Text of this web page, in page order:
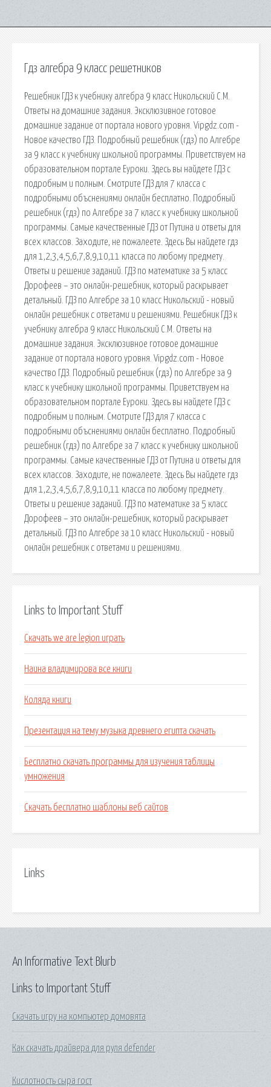
Гдз алгебра 9 класс решетников
Решебник ГДЗ к учебнику алгебра 9 класс Никольский С.М.
Ответы на домашние задания. Эксклюзивное готовое
домашние задание от портала нового уровня. Vipgdz.com -
Новое качество ГДЗ. Подробный решебник (гдз) по Алгебре
за 9 класс к учебнику школьной программы. Приветствуем на
образовательном портале Еуроки. Здесь вы найдете ГДЗ с
подробным и полным. Смотрите ГДЗ для 7 класса с
подробными объснениями онлайн бесплатно. Подробный
решебник (гдз) по Алгебре за 7 класс к учебнику школьной
программы. Самые качественные ГДЗ от Путина и ответы для
всех классов. Заходите, не пожалеете. Здесь Вы найдете гдз
для 1,2,3,4,5,6,7,8,9,10,11 класса по любому предмету.
Ответы и решение заданий. ГДЗ по математике за 5 класс
Дорофеев – это онлайн-решебник, который раскрывает
детальный. ГДЗ по Алгебре за 10 класс Никольский - новый
онлайн решебник с ответами и решениями. Решебник ГДЗ к
учебнику алгебра 9 класс Никольский С.М. Ответы на
домашние задания. Эксклюзивное готовое домашние
задание от портала нового уровня. Vipgdz.com - Новое
качество ГДЗ. Подробный решебник (гдз) по Алгебре за 9
класс к учебнику школьной программы. Приветствуем на
образовательном портале Еуроки. Здесь вы найдете ГДЗ с
подробным и полным. Смотрите ГДЗ для 7 класса с
подробными объснениями онлайн бесплатно. Подробный
решебник (гдз) по Алгебре за 7 класс к учебнику школьной
программы. Самые качественные ГДЗ от Путина и ответы для
всех классов. Заходите, не пожалеете. Здесь Вы найдете гдз
для 1,2,3,4,5,6,7,8,9,10,11 класса по любому предмету.
Ответы и решение заданий. ГДЗ по математике за 5 класс
Дорофеев – это онлайн-решебник, который раскрывает
детальный. ГДЗ по Алгебре за 10 класс Никольский - новый
онлайн решебник с ответами и решениями.
Links to Important Stuff
Скачать we are legion играть
Наина владимирова все книги
Коляда книги
Презентация на тему музыка древнего египта скачать
Бесплатно скачать программы для изучения таблицы
умножения
Скачать бесплатно шаблоны веб сайтов
Links
Links to Important Stuff
Скачать игру на компьютер домовята
Как скачать драйвера для руля defender
Кислотность сыра гост
An Informative Text Blurb